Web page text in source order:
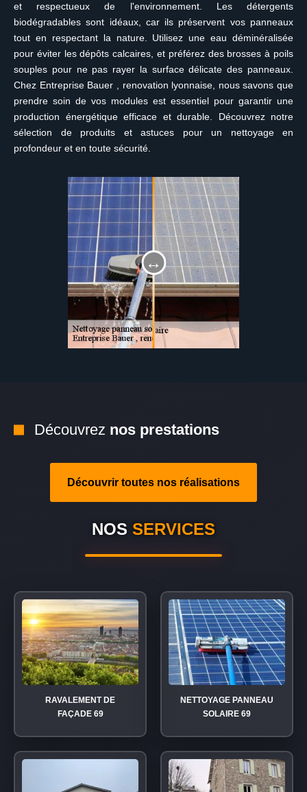
et respectueux de l'environnement. Les détergents
biodégradables sont idéaux, car ils préservent vos panneaux
tout en respectant la nature. Utilisez une eau déminéralisée
pour éviter les dépôts calcaires, et préférez des brosses à poils
souples pour ne pas rayer la surface délicate des panneaux.
Chez Entreprise Bauer , renovation lyonnaise, nous savons que
prendre soin de vos modules est essentiel pour garantir une
production énergétique efficace et durable. Découvrez notre
sélection de produits et astuces pour un nettoyage en
profondeur et en toute sécurité.
Découvrez nos prestations
Découvrir toutes nos réalisations
NOS SERVICES
RAVALEMENT DE
FAÇADE 69
NETTOYAGE PANNEAU
SOLAIRE 69